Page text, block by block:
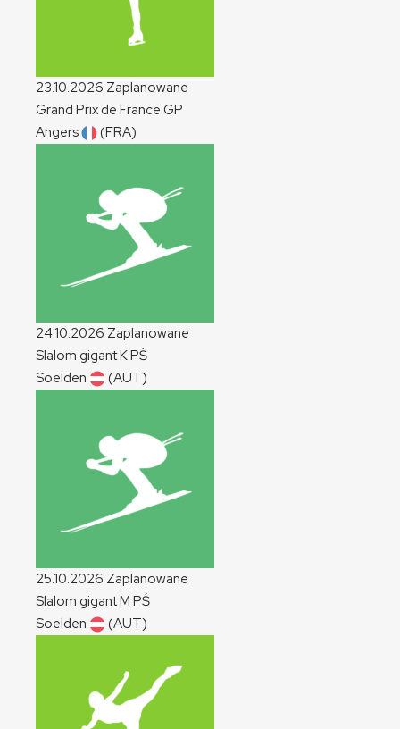
23.10.2026 Zaplanowane
Grand Prix de France GP
Angers
(FRA)
24.10.2026 Zaplanowane
Slalom gigantKPŚ
Soelden
(AUT)
25.10.2026 Zaplanowane
Slalom gigantM PŚ
Soelden
(AUT)